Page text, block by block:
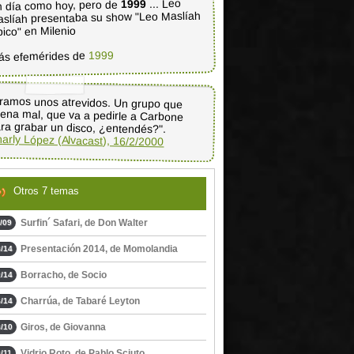
día como hoy, pero de 1999 ... Leo
presentaba su show "Leo Maslíah
en Milenio
efemérides de 1999
unos atrevidos. Un grupo que
mal, que va a pedirle a Carbone
grabar un disco, ¿entendés?".
López (Alvacast), 16/2/2000
Otros 7 temas
09 Surfin´ Safari, de Don Walter
14 Presentación 2014, de Momolandia
14 Borracho, de Socio
14 Charrúa, de Tabaré Leyton
10 Giros, de Giovanna